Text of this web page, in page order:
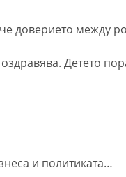
доверието между
Детето
и политиката…